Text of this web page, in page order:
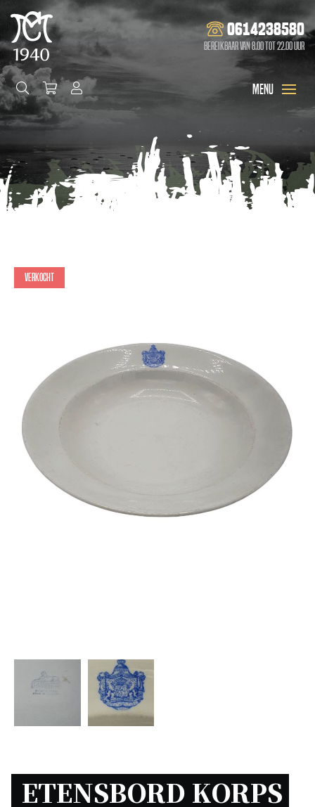
0614238580
Bereikbaar van 8.00 tot 22.00 uur
Verkocht
ETENSBORD KORPS